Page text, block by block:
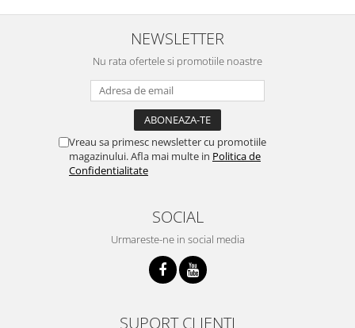
NEWSLETTER
Nu rata ofertele si promotiile noastre
Vreau sa primesc newsletter cu promotiile
magazinului. Afla mai multe in Politica de
Confidentialitate
SOCIAL
Urmareste-ne in social media
SUPORT CLIENTI